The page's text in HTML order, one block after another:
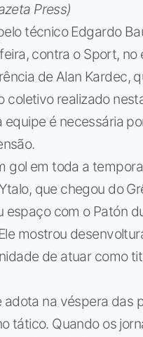
Press)
técnico Edgardo
contra o Sport, no
de Alan Kardec,
realizado
é necessária
gol em toda a
que chegou do
com o Patón
mostrou
de atuar como
na véspera das
tático. Quando os